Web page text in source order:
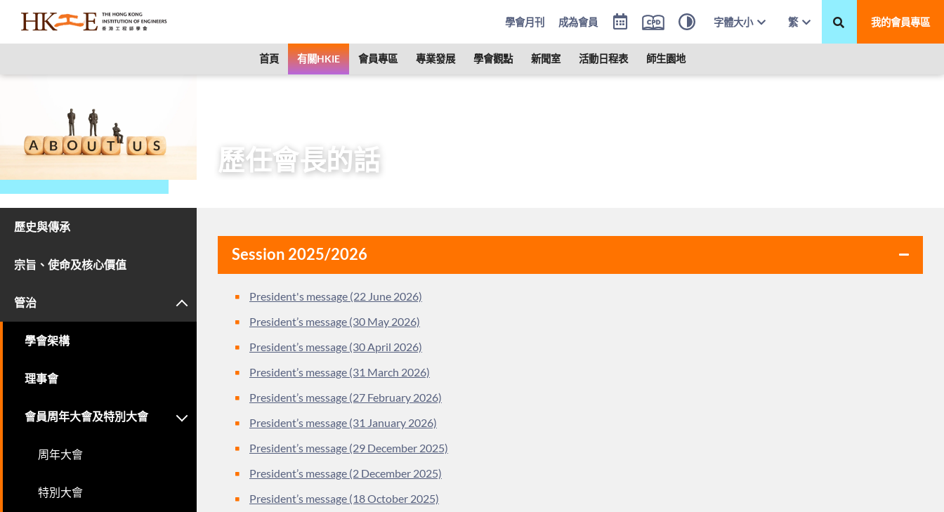
學會月刊 成為會員 字體大小 繁 我的會員專區
首頁 有關HKIE 會員專區 專業發展 學會觀點 新聞室 活動日程表 師生園地
歷任會長的話
歷史與傳承
宗旨、使命及核心價值
管治
學會架構
理事會
會員周年大會及特別大會
周年大會
特別大會
Session 2025/2026
President's message (22 June 2026)
President’s message (30 May 2026)
President’s message (30 April 2026)
President’s message (31 March 2026)
President’s message (27 February 2026)
President’s message (31 January 2026)
President’s message (29 December 2025)
President’s message (2 December 2025)
President’s message (18 October 2025)